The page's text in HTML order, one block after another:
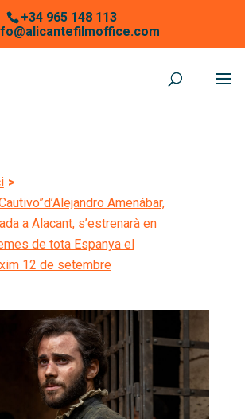
+34 965 148 113
>
Amenábar,
a Alacant, s’estrenarà en
de tota Espanya el
12 de setembre